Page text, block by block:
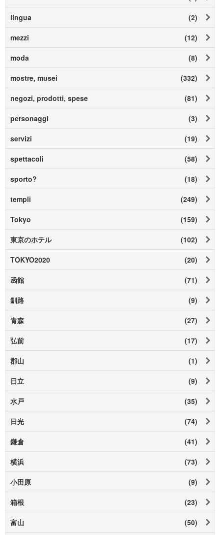
lingua (2)
mezzi (12)
moda (8)
mostre, musei (332)
negozi, prodotti, spese (81)
personaggi (3)
servizi (19)
spettacoli (58)
sporto? (18)
templi (249)
Tokyo (159)
東京のホテル (102)
TOKYO2020 (20)
函館 (71)
釧路 (9)
青森 (27)
弘前 (17)
郡山 (1)
日立 (9)
水戸 (35)
日光 (74)
鎌倉 (41)
横浜 (73)
小田原 (9)
箱根 (23)
富山 (50)